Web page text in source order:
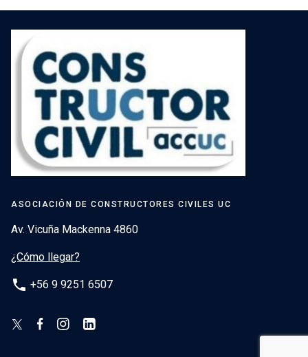
ASOCIACIÓN DE CONSTRUCTORES CIVILES UC
Av. Vicuña Mackenna 4860
¿Cómo llegar?
phone +56 9 9251 6507